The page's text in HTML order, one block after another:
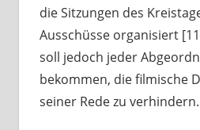
die Sitzungen des
Ausschüsse organisiert
soll jedoch jeder
bekommen, die filmische
seiner Rede zu verhindern.